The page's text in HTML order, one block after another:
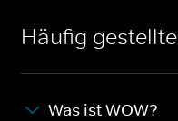
Häufig
Was ist WOW?